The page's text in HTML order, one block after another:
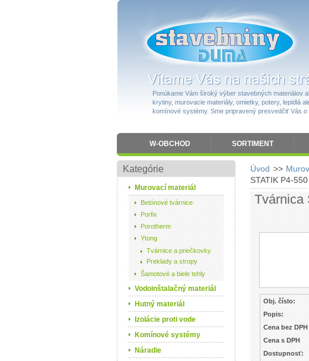
Ponúkame Vám široký výber stavebných materiálov
krytiny, murovacie materiály, omietky, potery, lepidlá
komínové systémy. Sme pripravený presvedčiť Vás o
W-OBCHOD SORTIMENT
Úvod >>
STATIK P4-
Tvárnica
Obj. číslo:
Popis:
Cena bez DPH
Cena s DPH
Dostupnosť:
Kategórie
Murovací materiál
Betónové tvárnice
Porfix
Porotherm
Ytong
Tvárnice a priečkovky
Preklady a stropy
Šamotové a biele tehly
Vodoinštalačný materiál
Hutný materiál
Izolácie proti vode
Komínové systémy
Náradie